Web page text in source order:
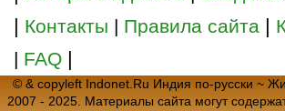
Контакты Правила сайта
FAQ
© & copyleft Indonet.Ru Индия по-русски ~
2007 - 2025. Материалы сайта могут